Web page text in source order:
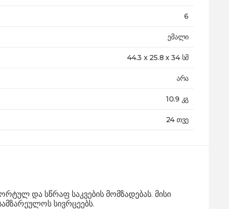
6
ემალი
44.3 x 25.8 x 34 სმ
არა
10.9 კგ
24 თვე
და სწრაფ საკვების მომზადებას. მისი
სივრცეებს.